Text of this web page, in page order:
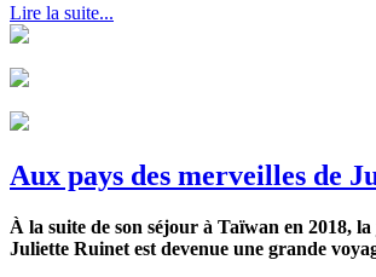
Lire la suite...
Aux pays des merveilles de
À la suite de son séjour à Taïwan en 2018,
Juliette Ruinet est devenue une grande